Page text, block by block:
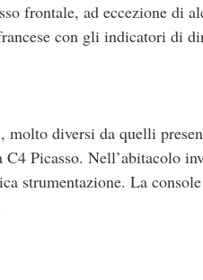
frontale, ad eccezione di
con gli indicatori di
molto diversi da quelli
Picasso. Nell’abitacolo
strumentazione. La